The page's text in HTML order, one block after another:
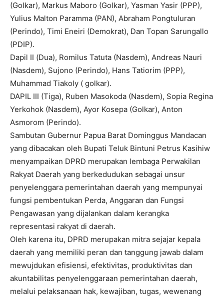
(Golkar), Markus Maboro (Golkar), Yasman Yasir (PPP),
Yulius Malton Paramma (PAN), Abraham Pongtuluran
(Perindo), Timi Eneiri (Demokrat), Dan Topan Sarungallo
(PDIP).
Dapil II (Dua), Romilus Tatuta (Nasdem), Andreas Nauri
(Nasdem), Sujono (Perindo), Hans Tatiorim (PPP),
Muhammad Tiakoly ( golkar).
DAPIL III (Tiga), Ruben Masokoda (Nasdem), Sopia Regina
Yerkohok (Nasdem), Ayor Kosepa (Golkar), Anton
Asmorom (Perindo).
Sambutan Gubernur Papua Barat Dominggus Mandacan
yang dibacakan oleh Bupati Teluk Bintuni Petrus Kasihiw
menyampaikan DPRD merupakan lembaga Perwakilan
Rakyat Daerah yang berkedudukan sebagai unsur
penyelenggara pemerintahan daerah yang mempunyai
fungsi pembentukan Perda, Anggaran dan Fungsi
Pengawasan yang dijalankan dalam kerangka
representasi rakyat di daerah.
Oleh karena itu, DPRD merupakan mitra sejajar kepala
daerah yang memiliki peran dan tanggung jawab dalam
mewujdukan efisiensi, efektivitas, produktivitas dan
akuntabilitas penyelenggaraan pemerintahan daerah,
melalui pelaksanaan hak, kewajiban, tugas, wewenang